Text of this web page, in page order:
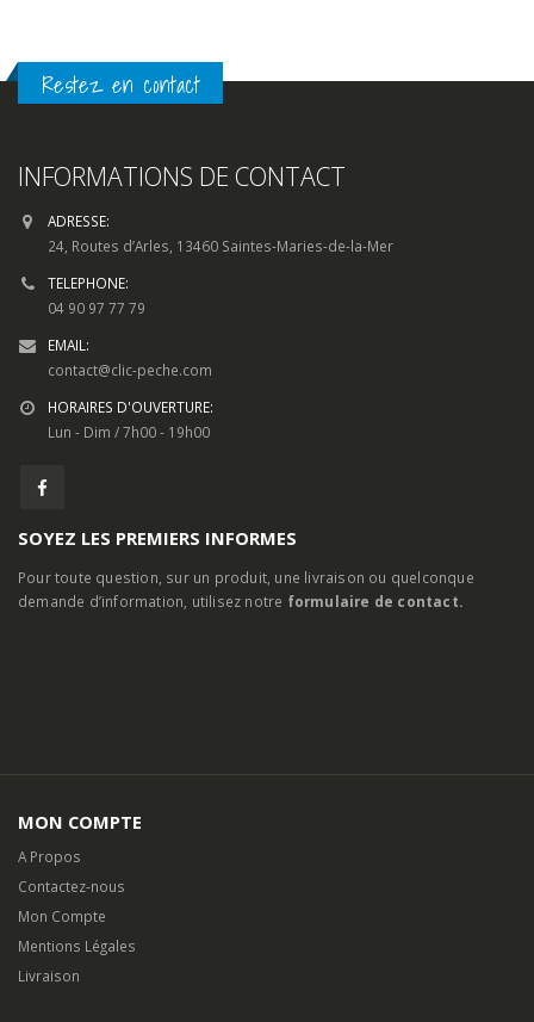
Restez en contact
INFORMATIONS DE CONTACT
ADRESSE:
24, Routes d’Arles, 13460 Saintes-Maries-de-la-Mer
TELEPHONE:
04 90 97 77 79
EMAIL:
contact@clic-peche.com
HORAIRES D'OUVERTURE:
Lun - Dim / 7h00 - 19h00
SOYEZ LES PREMIERS INFORMES
Pour toute question, sur un produit, une livraison ou quelconque
demande d’information, utilisez notre formulaire de contact.
MON COMPTE
A Propos
Contactez-nous
Mon Compte
Mentions Légales
Livraison